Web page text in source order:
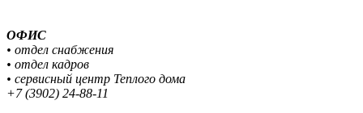
ОФИС
• отдел снабжения
• отдел кадров
• сервисный центр Теплого дома
+7 (3902) 24-88-11